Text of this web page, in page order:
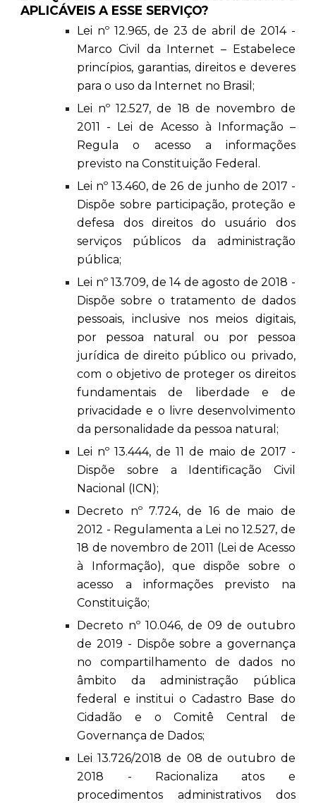
APLICÁVEIS A ESSE SERVIÇO?
Lei nº 12.965, de 23 de abril de 2014 -
Marco Civil da Internet – Estabelece
princípios, garantias, direitos e deveres
para o uso da Internet no Brasil;
Lei nº 12.527, de 18 de novembro de
2011 - Lei de Acesso à Informação –
Regula o acesso a informações
previsto na Constituição Federal.
Lei nº 13.460, de 26 de junho de 2017 -
Dispõe sobre participação, proteção e
defesa dos direitos do usuário dos
serviços públicos da administração
pública;
Lei nº 13.709, de 14 de agosto de 2018 -
Dispõe sobre o tratamento de dados
pessoais, inclusive nos meios digitais,
por pessoa natural ou por pessoa
jurídica de direito público ou privado,
com o objetivo de proteger os direitos
fundamentais de liberdade e de
privacidade e o livre desenvolvimento
da personalidade da pessoa natural;
Lei nº 13.444, de 11 de maio de 2017 -
Dispõe sobre a Identificação Civil
Nacional (ICN);
Decreto nº 7.724, de 16 de maio de
2012 - Regulamenta a Lei no 12.527, de
18 de novembro de 2011 (Lei de Acesso
à Informação), que dispõe sobre o
acesso a informações previsto na
Constituição;
Decreto nº 10.046, de 09 de outubro
de 2019 - Dispõe sobre a governança
no compartilhamento de dados no
âmbito da administração pública
federal e institui o Cadastro Base do
Cidadão e o Comitê Central de
Governança de Dados;
Lei 13.726/2018 de 08 de outubro de
2018 - Racionaliza atos e
procedimentos administrativos dos